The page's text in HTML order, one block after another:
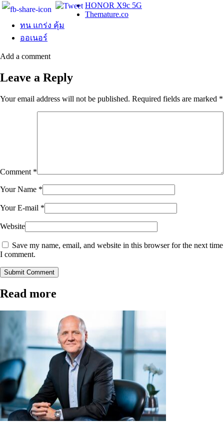
HONOR X9c 5G
Themature.co
ทน แกร่ง คุ้ม
ออเนอร์
Add a comment
Leave a Reply
Your email address will not be published. Required fields are marked *
Comment *
Your Name *
Your E-mail *
Website
Save my name, email, and website in this browser for the next time
I comment.
Submit Comment
Read more